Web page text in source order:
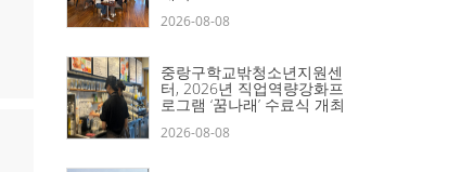
2026-08-08
중랑구학교밖청소년지원센
터, 2026년 직업역량강화프
로그램 ‘꿈나래’ 수료식 개최
2026-08-08